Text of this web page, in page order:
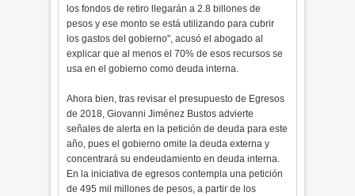
los fondos de retiro llegarán a 2.8 billones de
pesos y ese monto se está utilizando para cubrir
los gastos del gobierno", acusó el abogado al
explicar que al menos el 70% de esos recursos se
usa en el gobierno como deuda interna.
Ahora bien, tras revisar el presupuesto de Egresos
de 2018, Giovanni Jiménez Bustos advierte
señales de alerta en la petición de deuda para este
año, pues el gobierno omite la deuda externa y
concentrará su endeudamiento en deuda interna.
En la iniciativa de egresos contempla una petición
de 495 mil millones de pesos, a partir de los